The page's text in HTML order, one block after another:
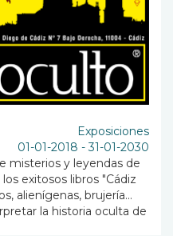
Exposiciones
01-01-2018 -31-01-2030
misterios y leyendas de
exitosos libros "Cádiz
alienígenas, brujería...
la historia oculta de